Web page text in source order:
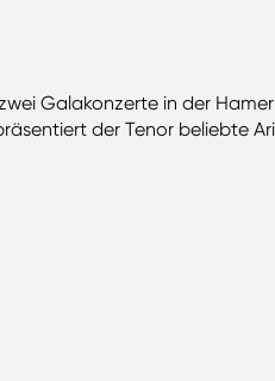
Galakonzerte in der
der Tenor beliebte